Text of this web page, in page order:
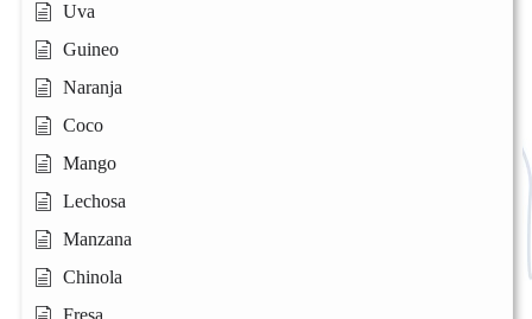
Uva
Guineo
Naranja
Coco
Mango
Lechosa
Manzana
Chinola
Fresa